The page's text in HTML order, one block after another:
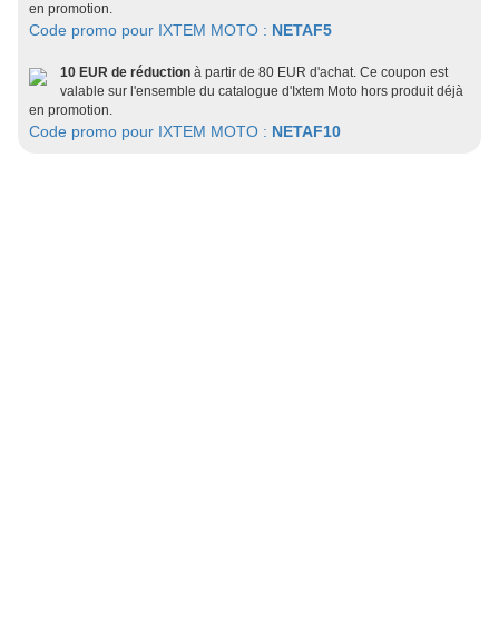
en promotion.
Code promo pour IXTEM MOTO : NETAF5
10 EUR de réduction à partir de 80 EUR d'achat. Ce coupon est
valable sur l'ensemble du catalogue d'Ixtem Moto hors produit déjà
en promotion.
Code promo pour IXTEM MOTO : NETAF10